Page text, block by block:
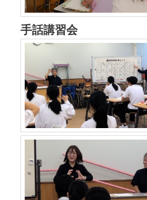
手話講習会